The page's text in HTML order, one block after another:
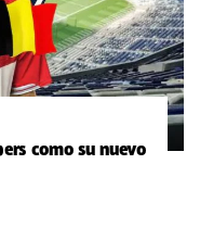
como su nuevo